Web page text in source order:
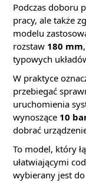
Podczas doboru
pracy, ale także
modelu
rozstaw 180 mm
typowych
W praktyce
przebiegać
uruchomienia
wynoszące 10
dobrać
To model, który
ułatwiającymi
wybierany jest